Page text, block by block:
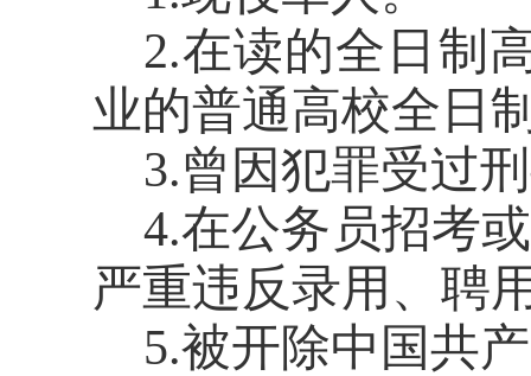
2.在读的全日制
业的普通高校全日
3.曾因犯罪受过
4.在公务员招考
严重违反录用、聘
5.被开除中国共